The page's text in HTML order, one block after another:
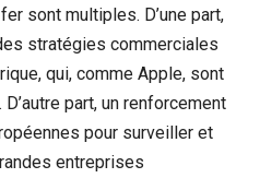
sont multiples. D’une part,
stratégies commerciales
qui, comme Apple, sont
part, un renforcement
pour surveiller et
entreprises